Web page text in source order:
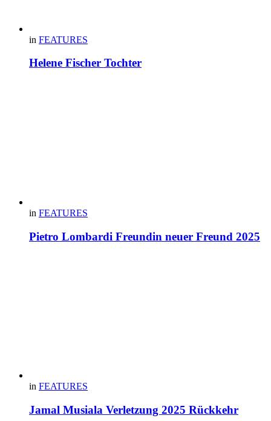
in FEATURES
Helene Fischer Tochter
in FEATURES
Pietro Lombardi Freundin neuer Freund 2025
in FEATURES
Jamal Musiala Verletzung 2025 Rückkehr